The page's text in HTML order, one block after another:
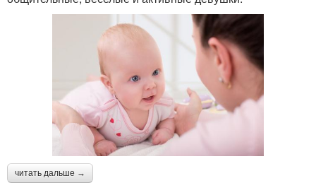
читать дальше →